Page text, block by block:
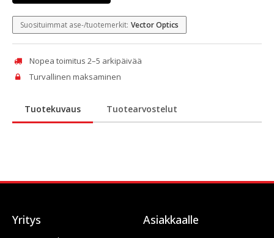
Suosituimmat ase-/tuotemerkit: Vector Optics
Nopea toimitus 2–5 arkipäivää
Turvallinen maksaminen
Tuotekuvaus Tuotearvostelut
Yritys Asiakkaalle